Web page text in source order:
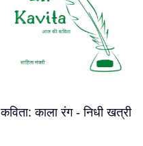
कविता: काला रंग - निधी खत्री